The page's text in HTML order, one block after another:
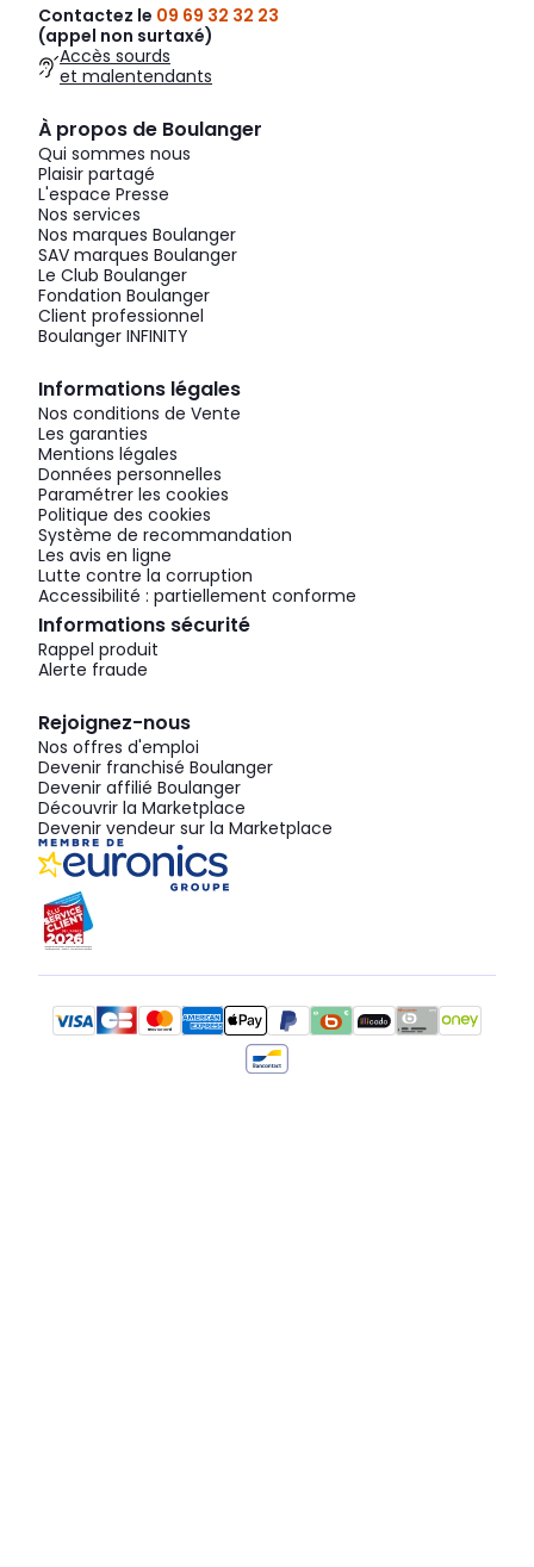
Contactez le 09 69 32 32 23
(appel non surtaxé)
Accès sourds
et malentendants
À propos de Boulanger
Qui sommes nous
Plaisir partagé
L'espace Presse
Nos services
Nos marques Boulanger
SAV marques Boulanger
Le Club Boulanger
Fondation Boulanger
Client professionnel
Boulanger INFINITY
Informations légales
Nos conditions de Vente
Les garanties
Mentions légales
Données personnelles
Paramétrer les cookies
Politique des cookies
Système de recommandation
Les avis en ligne
Lutte contre la corruption
Accessibilité : partiellement conforme
Informations sécurité
Rappel produit
Alerte fraude
Rejoignez-nous
Nos offres d'emploi
Devenir franchisé Boulanger
Devenir affilié Boulanger
Découvrir la Marketplace
Devenir vendeur sur la Marketplace